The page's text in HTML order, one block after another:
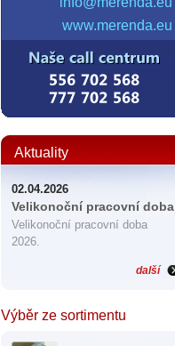
www.merenda.eu
Aktuality
02.04.2026
Velikonoční pracovní doba
Velikonoční pracovní doba
2026.
další
Výběr ze sortimentu